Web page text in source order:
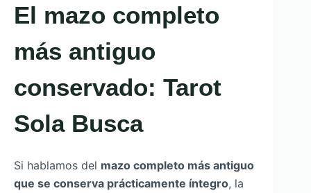
El mazo completo
más antiguo
conservado: Tarot
Sola Busca
Si hablamos del mazo completo más antiguo
que se conserva prácticamente íntegro, la